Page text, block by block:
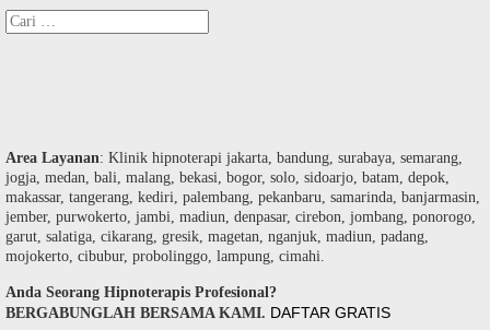
Cari
untuk:
Area Layanan: Klinik hipnoterapi jakarta, bandung, surabaya, semarang,
jogja, medan, bali, malang, bekasi, bogor, solo, sidoarjo, batam, depok,
makassar, tangerang, kediri, palembang, pekanbaru, samarinda, banjarmasin,
jember, purwokerto, jambi, madiun, denpasar, cirebon, jombang, ponorogo,
garut, salatiga, cikarang, gresik, magetan, nganjuk, madiun, padang,
mojokerto, cibubur, probolinggo, lampung, cimahi.
Anda Seorang Hipnoterapis Profesional?
BERGABUNGLAH BERSAMA KAMI. DAFTAR GRATIS